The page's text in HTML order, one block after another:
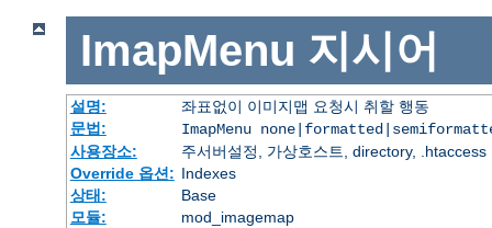
ImapMenu 지시어
설명:
좌표없이 이미지맵 요청시 취할 행동
문법:
ImapMenu
사용장소:
주서버설정, 가상호스트, directory, .htaccess
Override 옵션: Indexes
상태:
Base
모듈:
mod_imagemap